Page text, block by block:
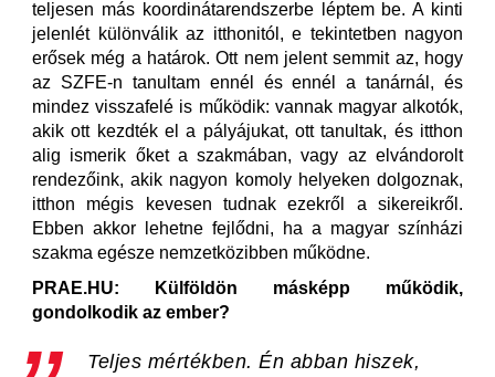
teljesen más koordinátarendszerbe léptem be. A kinti
jelenlét különválik az itthonitól, e tekintetben nagyon
erősek még a határok. Ott nem jelent semmit az, hogy
az SZFE-n tanultam ennél és ennél a tanárnál, és
mindez visszafelé is működik: vannak magyar alkotók,
akik ott kezdték el a pályájukat, ott tanultak, és itthon
alig ismerik őket a szakmában, vagy az elvándorolt
rendezőink, akik nagyon komoly helyeken dolgoznak,
itthon mégis kevesen tudnak ezekről a sikereikről.
Ebben akkor lehetne fejlődni, ha a magyar színházi
szakma egésze nemzetközibben működne.
PRAE.HU: Külföldön másképp működik,
gondolkodik az ember?
Teljes mértékben. Én abban hiszek,